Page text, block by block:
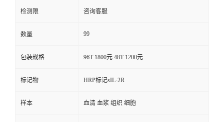
检测限 咨询客服
数量 99
包装规格 96T 1800元 48T 1200元
标记物 HRP标记sIL-2R
样本 血清 血浆 组织 细胞